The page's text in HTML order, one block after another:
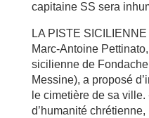
capitaine SS sera
LA PISTE SICILIENNE
Marc-Antoine
sicilienne de
Messine), a proposé
le cimetière de sa ville.
d’humanité